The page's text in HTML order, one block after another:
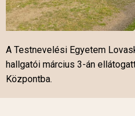
A Testnevelési Egyetem
hallgatói március 3-án
Központba.